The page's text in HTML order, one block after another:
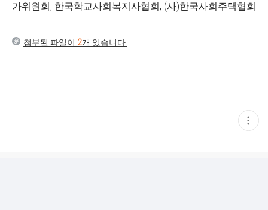
가위원회, 한국학교사회복지사협회, (사)한국사회주택협회
첨부된 파일이 2개 있습니다.
현
재